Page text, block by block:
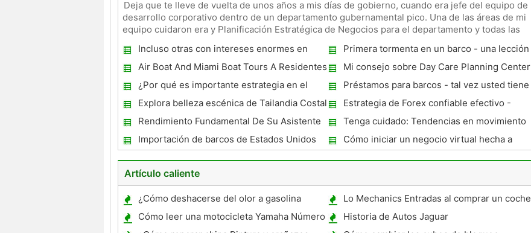
Deja que te lleve de vuelta de unos años a mis días de gobierno, cuando era jefe del equipo de
desarrollo corporativo dentro de un departamento gubernamental pico. Una de las áreas de mi
equipo cuidaron era y Planificación Estratégica de Negocios para el departamento y todas las
Incluso otras con intereses enormes en
riesgo pueden confundir tendencias de
futuro
Primera tormenta en un barco - una lección
de humildad
Air Boat And Miami Boat Tours A Residentes
Paradise
Mi consejo sobre Day Care Planning Center
¿Por qué es importante estrategia en el
mundo on-line
Préstamos para barcos - tal vez usted tiene
Anhelos relativos a poseer un barco
Explora belleza escénica de Tailandia Costal
en un ferry desde Phuket
Estrategia de Forex confiable efectivo -
¿Qué se necesita
Rendimiento Fundamental De Su Asistente
Virtual puede aumentar su beneficio total!
Tenga cuidado: Tendencias en movimiento
rápido a menudo Dont Continuar
Importación de barcos de Estados Unidos
Cómo iniciar un negocio virtual hecha a
mano del producto
Artículo caliente
¿Cómo deshacerse del olor a gasolina
derramada
Lo Mechanics Entradas al comprar un coche
Cómo leer una motocicleta Yamaha Número
Historia de Autos Jaguar